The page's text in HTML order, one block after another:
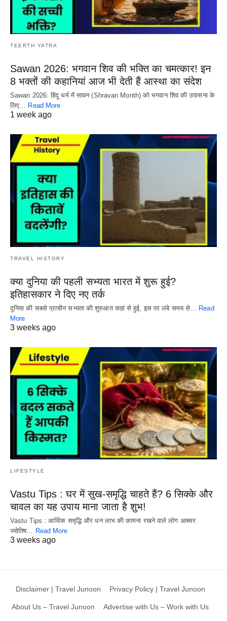
TEERTH YATRA
Sawan 2026: भगवान शिव की भक्ति का चमत्कार! इन
8 भक्तों की कहानियां आज भी देती हैं आस्था का संदेश
Sawan 2026: हिंदू धर्म में सावन (Shravan Month) को भगवान शिव की उपासना के
लिए…
Read More
1 week ago
TRAVEL HISTORY
क्या दुनिया की पहली सभ्यता भारत में शुरू हुई?
इतिहासकार ने दिए नए तर्क
दुनिया की सबसे प्राचीन सभ्यता की शुरुआत कहां से हुई, इस पर लंबे समय से… Read
More
3 weeks ago
LIFESTYLE
Vastu Tips : घर में सुख-समृद्धि चाहते हैं? 6 सिक्के और
चावल का यह उपाय माना जाता है शुभ!
Vastu Tips : आर्थिक समृद्धि और धन लाभ की कामना रखने वाले लोग अक्सर
ज्योतिष… Read More
3 weeks ago
Disclaimer | Travel Junoon Privacy Policy | Travel Junoon
About Us – Travel Junoon Advertise with Us – Work with Us